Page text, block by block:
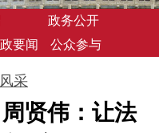
政务公开
要闻 公众参与
采
周贤伟：让法